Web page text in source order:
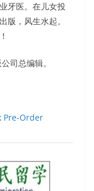
牙医。在儿女投
版，风生水起。
司总编辑。
Pre-Order